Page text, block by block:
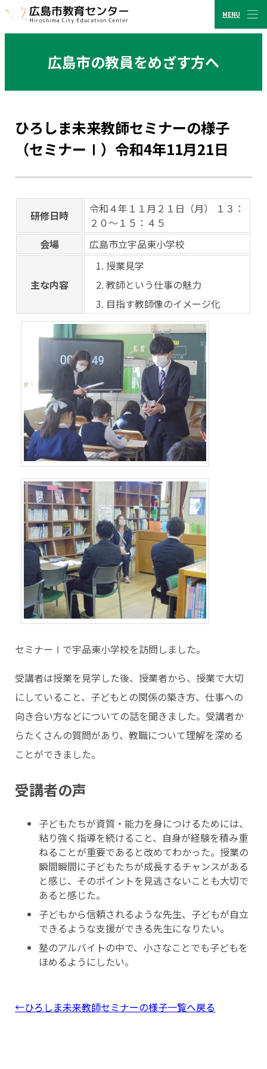
広島市教育センター
広島市の教員をめざす方へ
ひろしま未来教師セミナーの様子
（セミナーⅠ）令和4年11月21日
研修日時
令和４年１１月２１日（月） １３：
２０～１５：４５
会場
広島市立宇品東小学校
主な内容
授業見学
教師という仕事の魅力
目指す教師像のイメージ化
セミナーⅠで宇品東小学校を訪問しました。
受講者は授業を見学した後、授業者から、授業で大切
にしていること、子どもとの関係の築き方、仕事への
向き合い方などについての話を聞きました。受講者か
らたくさんの質問があり、教職について理解を深める
ことができました。
受講者の声
子どもたちが資質・能力を身につけるためには、
粘り強く指導を続けること、自身が経験を積み重
ねることが重要であると改めてわかった。授業の
瞬間瞬間に子どもたちが成長するチャンスがある
と感じ、そのポイントを見逃さないことも大切で
あると感じた。
子どもから信頼されるような先生、子どもが自立
できるような支援ができる先生になりたい。
塾のアルバイトの中で、小さなことでも子どもを
ほめるようにしたい。
←ひろしま未来教師セミナーの様子一覧へ戻る
MENU